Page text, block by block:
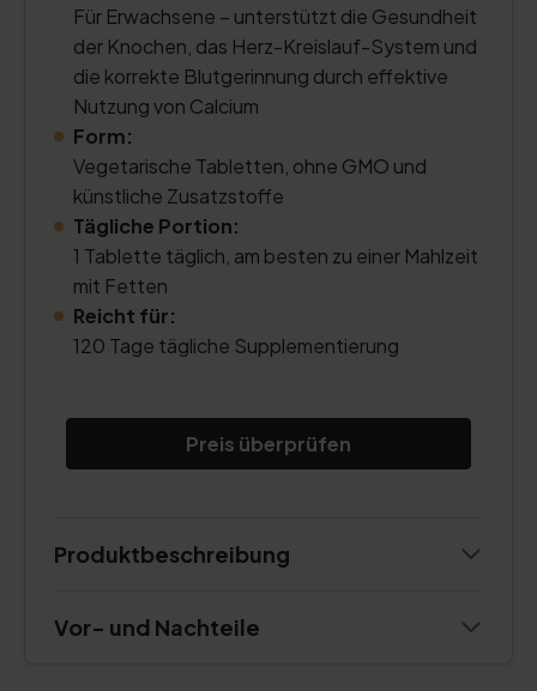
Für Erwachsene – unterstützt die Gesundheit
der Knochen, das Herz-Kreislauf-System und
die korrekte Blutgerinnung durch effektive
Nutzung von Calcium
Form:
Vegetarische Tabletten, ohne GMO und
künstliche Zusatzstoffe
Tägliche Portion:
1 Tablette täglich, am besten zu einer Mahlzeit
mit Fetten
Reicht für:
120 Tage tägliche Supplementierung
Preis überprüfen
Produktbeschreibung
Vor- und Nachteile